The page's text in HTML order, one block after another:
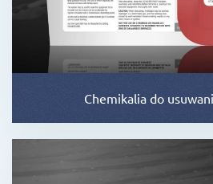
Chemikalia do